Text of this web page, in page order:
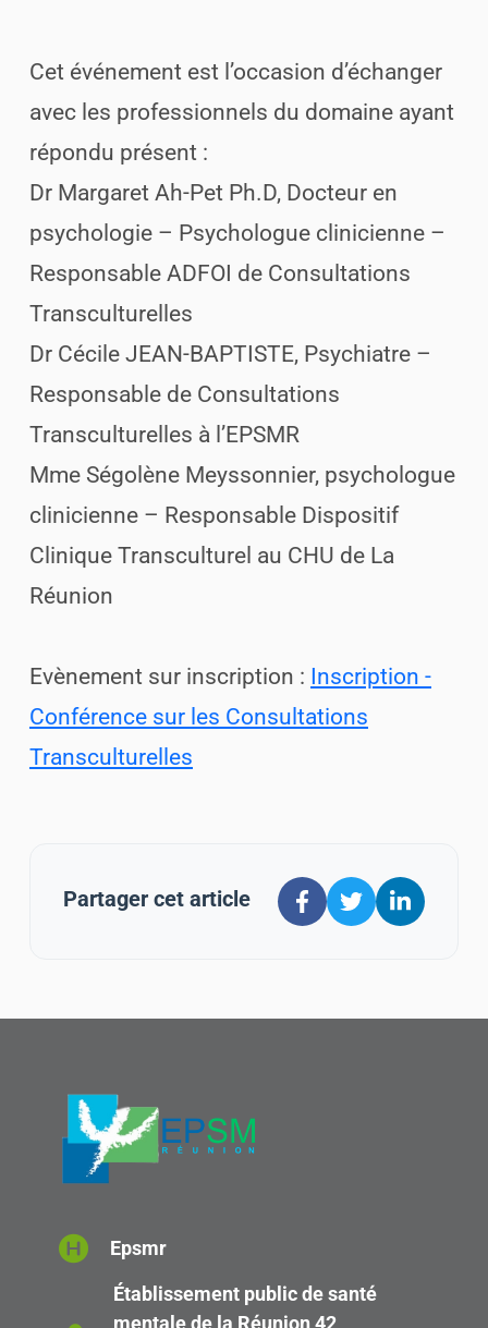
Cet événement est l’occasion d’échanger
avec les professionnels du domaine ayant
répondu présent :
Dr Margaret Ah-Pet Ph.D, Docteur en
psychologie – Psychologue clinicienne –
Responsable ADFOI de Consultations
Transculturelles
Dr Cécile JEAN-BAPTISTE, Psychiatre –
Responsable de Consultations
Transculturelles à l’EPSMR
Mme Ségolène Meyssonnier, psychologue
clinicienne – Responsable Dispositif
Clinique Transculturel au CHU de La
Réunion
Evènement sur inscription : Inscription -
Conférence sur les Consultations
Transculturelles
Partager cet article
Epsmr
Établissement public de santé
mentale de la Réunion 42,